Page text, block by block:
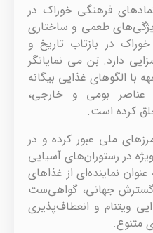
فرهنگی خوراک در
ویژگی‌های طعمی و ساختاری
در بازتاب تاریخ و
دارد. بَن می نمایانگر
با الگوهای غذایی بیگانه
عناصر بومی و خارجی،
کرده است.
ملی عبور کرده و در
در رستوران‌های آسیایی
نماینده‌ای از غذاهای
جهانی، گواهی‌ست
ویتنام و انعطاف‌پذیری
متنوع.